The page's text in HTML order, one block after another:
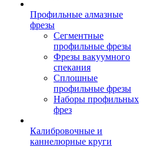
Профильные алмазные
фрезы
Сегментные
профильные фрезы
Фрезы вакуумного
спекания
Сплошные
профильные фрезы
Наборы профильных
фрез
Калибровочные и
каннелюрные круги